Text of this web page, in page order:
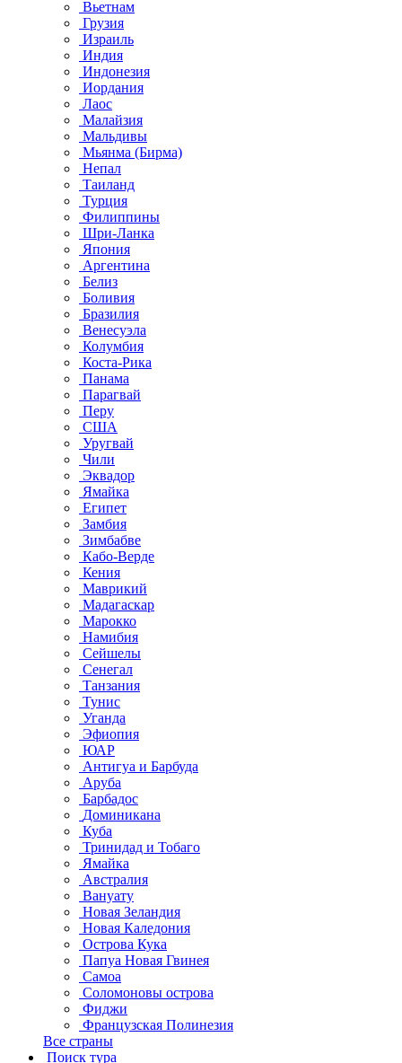
Вьетнам
Грузия
Израиль
Индия
Индонезия
Иордания
Лаос
Малайзия
Мальдивы
Мьянма (Бирма)
Непал
Таиланд
Турция
Филиппины
Шри-Ланка
Япония
Аргентина
Белиз
Боливия
Бразилия
Венесуэла
Колумбия
Коста-Рика
Панама
Парагвай
Перу
США
Уругвай
Чили
Эквадор
Ямайка
Египет
Замбия
Зимбабве
Кабо-Верде
Кения
Маврикий
Мадагаскар
Марокко
Намибия
Сейшелы
Сенегал
Танзания
Тунис
Уганда
Эфиопия
ЮАР
Антигуа и Барбуда
Аруба
Барбадос
Доминикана
Куба
Тринидад и Тобаго
Ямайка
Австралия
Вануату
Новая Зеландия
Новая Каледония
Острова Кука
Папуа Новая Гвинея
Самоа
Соломоновы острова
Фиджи
Французская Полинезия
Все страны
Поиск тура